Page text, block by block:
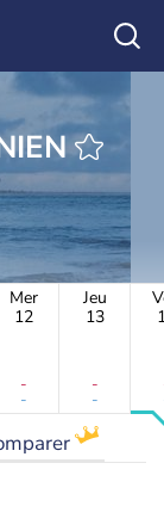
Mer
12
-
-
Jeu
13
-
-